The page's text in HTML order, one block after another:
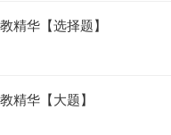
精华【选择题】
精华【大题】